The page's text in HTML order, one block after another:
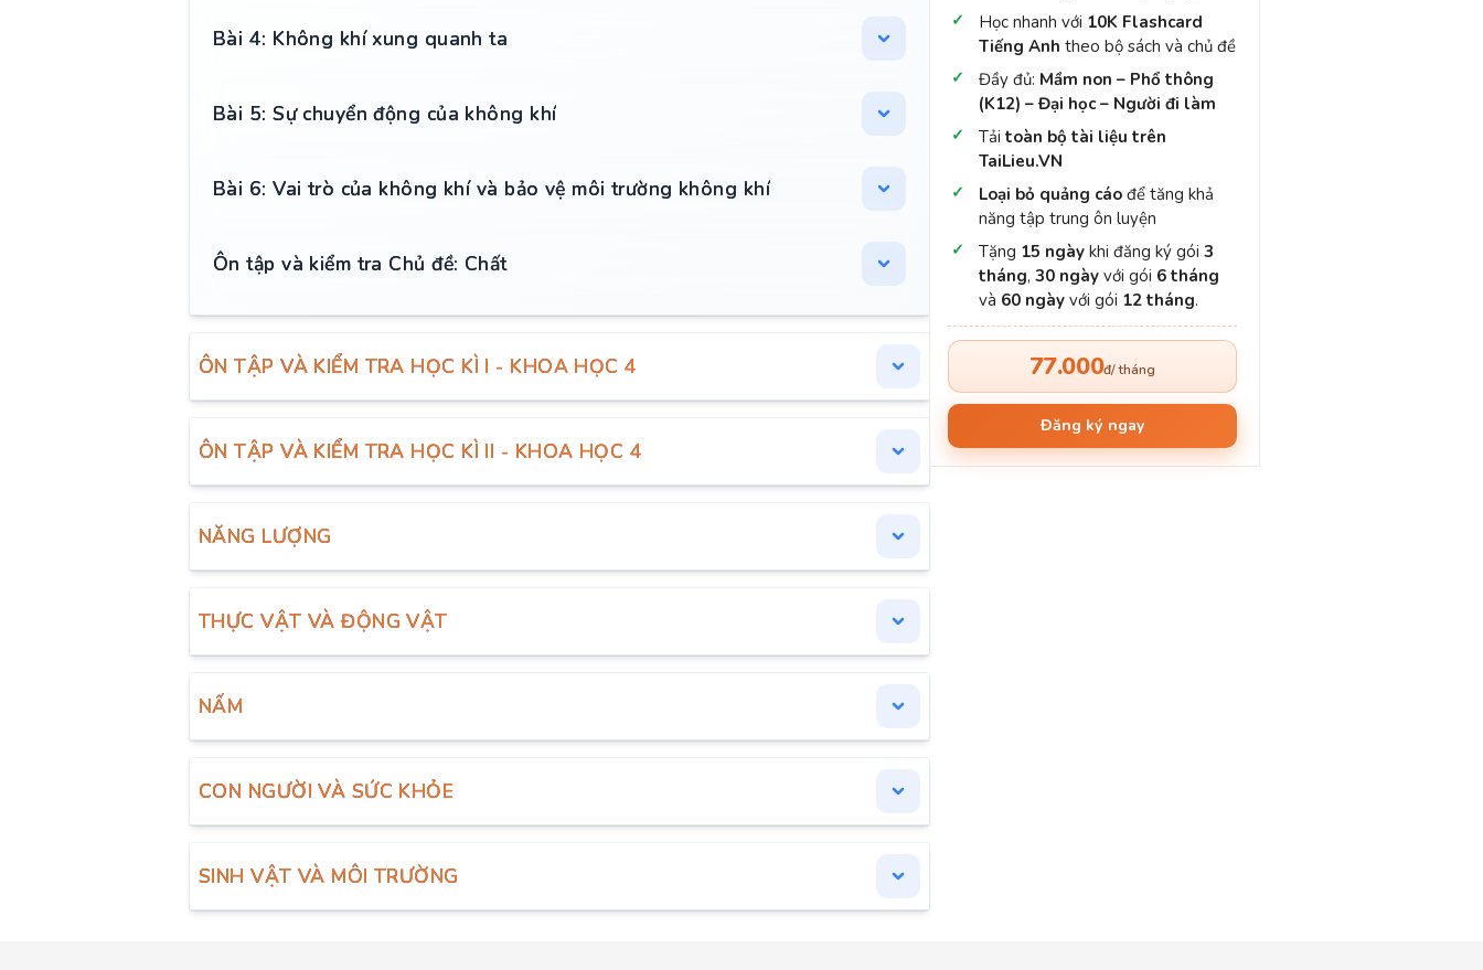
Bài 4: Không khí xung quanh ta
Bài 5: Sự chuyển động của không khí
Bài 6: Vai trò của không khí và bảo vệ môi trường không khí
Ôn tập và kiểm tra Chủ đề: Chất
ÔN TẬP VÀ KIỂM TRA HỌC KÌ I - KHOA HỌC 4
ÔN TẬP VÀ KIỂM TRA HỌC KÌ II - KHOA HỌC 4
NĂNG LƯỢNG
THỰC VẬT VÀ ĐỘNG VẬT
NẤM
CON NGƯỜI VÀ SỨC KHỎE
SINH VẬT VÀ MÔI TRƯỜNG
Học nhanh với 10K Flashcard
Tiếng Anh theo bộ sách và chủ đề
Đầy đủ: Mầm non – Phổ thông
(K12) – Đại học – Người đi làm
Tải toàn bộ tài liệu trên
TaiLieu.VN
Loại bỏ quảng cáo để tăng khả
năng tập trung ôn luyện
Tặng 15 ngày khi đăng ký gói 3
tháng, 30 ngày với gói 6 tháng
và 60 ngày với gói 12 tháng.
77.000đ/ tháng
Đăng ký ngay